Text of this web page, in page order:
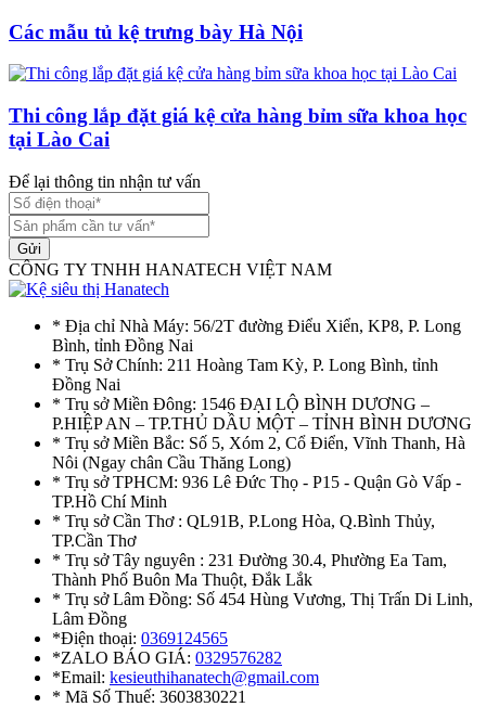
Các mẫu tủ kệ trưng bày Hà Nội
Thi công lắp đặt giá kệ cửa hàng bỉm sữa khoa học
tại Lào Cai
Để lại thông tin nhận tư vấn
Gửi
CÔNG TY TNHH HANATECH VIỆT NAM
* Địa chỉ Nhà Máy: 56/2T đường Điểu Xiển, KP8, P. Long
Bình, tỉnh Đồng Nai
* Trụ Sở Chính: 211 Hoàng Tam Kỳ, P. Long Bình, tỉnh
Đồng Nai
* Trụ sở Miền Đông: 1546 ĐẠI LỘ BÌNH DƯƠNG –
P.HIỆP AN – TP.THỦ DẦU MỘT – TỈNH BÌNH DƯƠNG
* Trụ sở Miền Bắc: Số 5, Xóm 2, Cổ Điển, Vĩnh Thanh, Hà
Nôi (Ngay chân Cầu Thăng Long)
* Trụ sở TPHCM: 936 Lê Đức Thọ - P15 - Quận Gò Vấp -
TP.Hồ Chí Minh
* Trụ sở Cần Thơ : QL91B, P.Long Hòa, Q.Bình Thủy,
TP.Cần Thơ
* Trụ sở Tây nguyên : 231 Đường 30.4, Phường Ea Tam,
Thành Phố Buôn Ma Thuột, Đắk Lắk
* Trụ sở Lâm Đồng: Số 454 Hùng Vương, Thị Trấn Di Linh,
Lâm Đồng
*Điện thoại: 0369124565
*ZALO BÁO GIÁ: 0329576282
*Email: kesieuthihanatech@gmail.com
* Mã Số Thuế: 3603830221